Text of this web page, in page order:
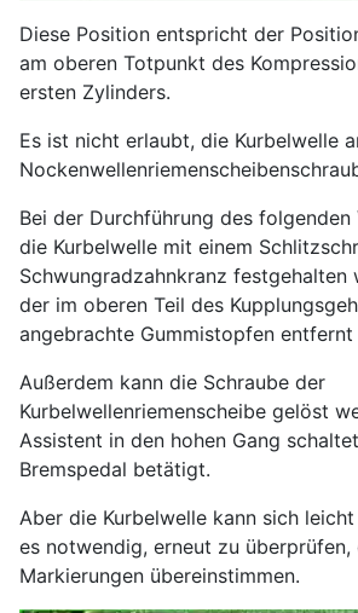
Diese Position entspricht der
am oberen Totpunkt des
ersten Zylinders.
Es ist nicht erlaubt, die Kurbelwelle
Bei der Durchführung des folgenden
die Kurbelwelle mit einem
Schwungradzahnkranz festgehalten
der im oberen Teil des
angebrachte Gummistopfen entfernt
Außerdem kann die Schraube der
Kurbelwellenriemenscheibe gelöst
Assistent in den hohen Gang
Bremspedal betätigt.
Aber die Kurbelwelle kann sich
es notwendig, erneut zu überprüfen,
Markierungen übereinstimmen.